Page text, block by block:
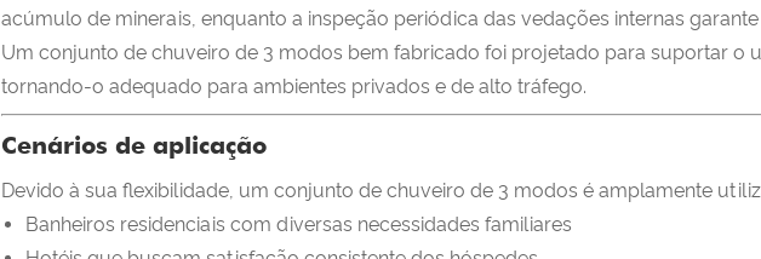
acúmulo de minerais, enquanto a inspeção periódica das vedações internas
Um conjunto de chuveiro de 3 modos bem fabricado foi projetado para suportar o
tornando-o adequado para ambientes privados e de alto tráfego.
Cenários de aplicação
Devido à sua flexibilidade, um conjunto de chuveiro de 3 modos é amplamente
Banheiros residenciais com diversas necessidades familiares